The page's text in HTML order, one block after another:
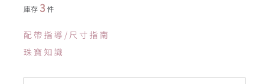
庫存3件
配帶指導/尺寸指南
珠寶知識